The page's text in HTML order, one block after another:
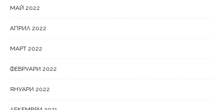
МАЙ 2022
АПРИЛ 2022
МАРТ 2022
ФЕВРУАРИ 2022
ЯНУАРИ 2022